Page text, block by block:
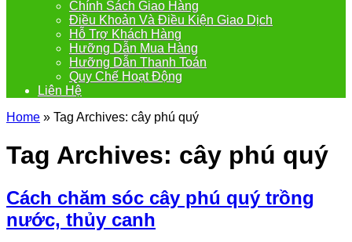
Chính Sách Giao Hàng
Điều Khoản Và Điều Kiện Giao Dịch
Hỗ Trợ Khách Hàng
Hưỡng Dẫn Mua Hàng
Hưỡng Dẫn Thanh Toán
Quy Chế Hoạt Động
Liên Hệ
Home » Tag Archives: cây phú quý
Tag Archives: cây phú quý
Cách chăm sóc cây phú quý trồng
nước, thủy canh